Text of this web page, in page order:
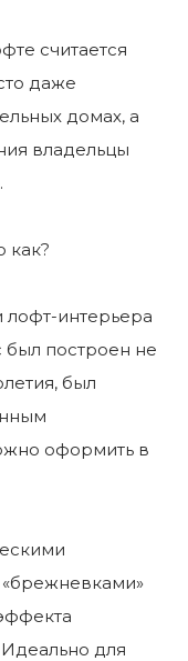
считается
даже
домах, а
владельцы
как?
лофт-интерьера
построен не
был
оформить в
для